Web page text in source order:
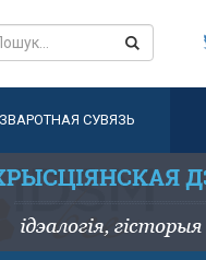
ЗВАРОТНАЯ СУВЯЗЬ